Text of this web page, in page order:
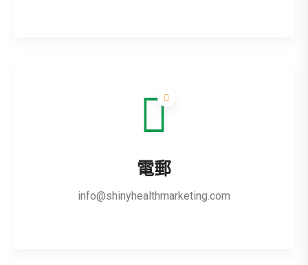
電郵
info@shinyhealthmarketing.com